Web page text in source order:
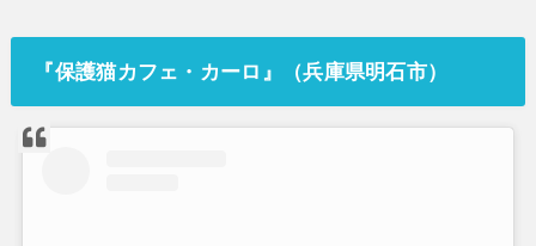
『保護猫カフェ・カーロ 』（兵庫県明石市）